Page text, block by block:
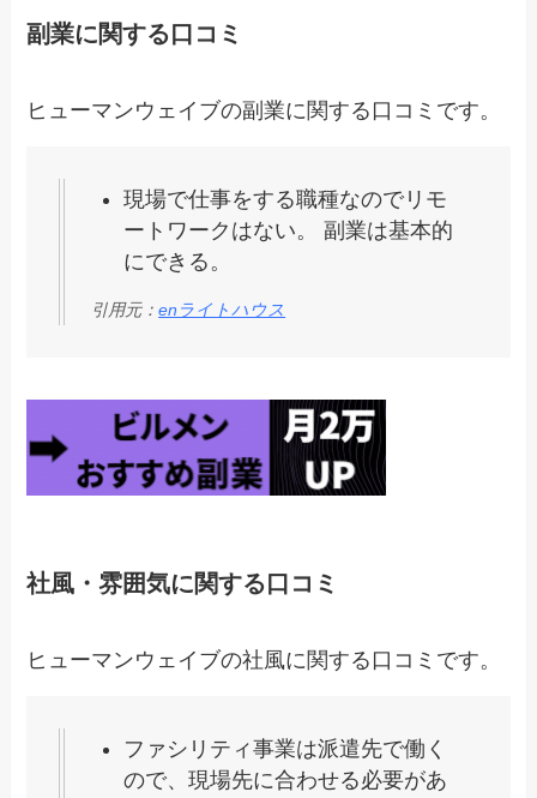
副業に関する口コミ
ヒューマンウェイブの副業に関する口コミです。
現場で仕事をする職種なのでリモ
ートワークはない。 副業は基本的
にできる。
引用元：enライトハウス
社風・雰囲気に関する口コミ
ヒューマンウェイブの社風に関する口コミです。
ファシリティ事業は派遣先で働く
ので、現場先に合わせる必要があ